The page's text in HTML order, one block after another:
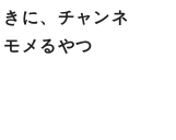
に、チャンネ
メるやつ